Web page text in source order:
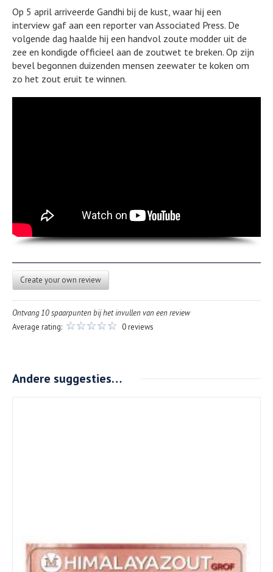
Op 5 april arriveerde Gandhi bij de kust, waar hij een
interview gaf aan een reporter van Associated Press. De
volgende dag haalde hij een handvol zoute modder uit de
zee en kondigde officieel aan de zoutwet te breken. Op zijn
bevel begonnen duizenden mensen zeewater te koken om
zo het zout eruit te winnen.
Create your own review
Ontvang 10 spaarpunten bij het invullen van een review
Average rating:
0 reviews
Andere suggesties…